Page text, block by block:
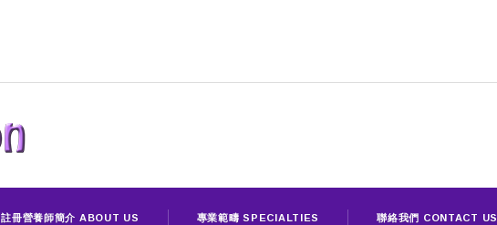
註冊營養師簡介 ABOUT US 專業範疇 SPECIALTIES 聯絡我們 CONTACT US